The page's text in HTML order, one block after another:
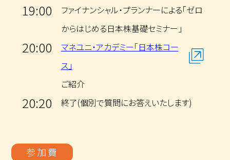
19:00
ファイナンシャル・プランナーによる「ゼロ
からはじめる日本株基礎セミナー」
20:00
マネユニ・アカデミー「日本株コー
ス」
ご紹介
20:20 終了(個別で質問にお答えいたします)
参加費